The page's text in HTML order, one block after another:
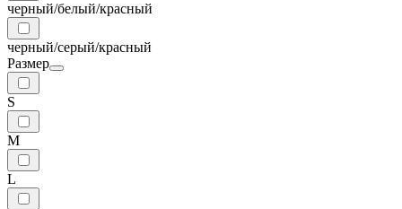
черный/белый/красный
черный/серый/красный
Размер
S
M
L